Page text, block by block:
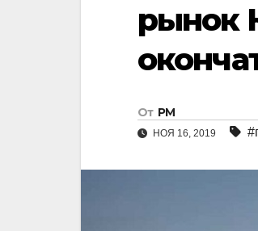
рынок
От РМ
НОЯ 16, 2019